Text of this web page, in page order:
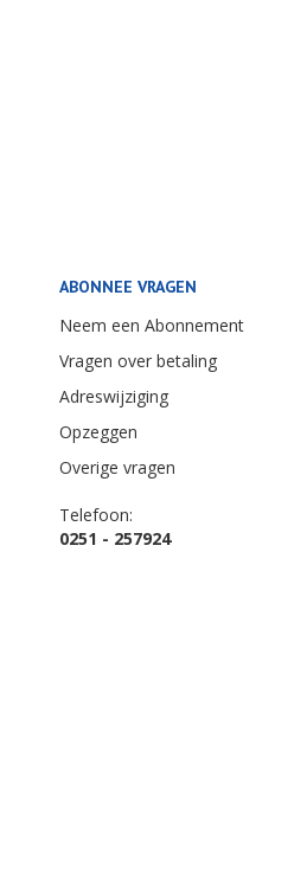
ABONNEE VRAGEN
Neem een Abonnement
Vragen over betaling
Adreswijziging
Opzeggen
Overige vragen
Telefoon:
0251 - 257924